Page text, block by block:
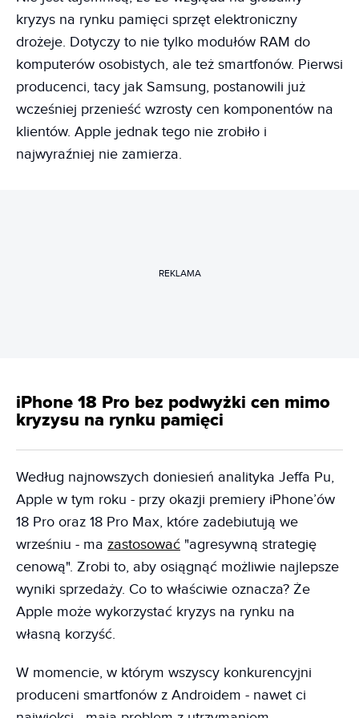
kryzys na rynku pamięci sprzęt elektroniczny
drożeje. Dotyczy to nie tylko modułów RAM do
komputerów osobistych, ale też smartfonów. Pierwsi
producenci, tacy jak Samsung, postanowili już
wcześniej przenieść wzrosty cen komponentów na
klientów. Apple jednak tego nie zrobiło i
najwyraźniej nie zamierza.
REKLAMA
iPhone 18 Pro bez podwyżki cen mimo
kryzysu na rynku pamięci
Według najnowszych doniesień analityka Jeffa Pu,
Apple w tym roku - przy okazji premiery iPhone’ów
18 Pro oraz 18 Pro Max, które zadebiutują we
wrześniu - ma zastosować "agresywną strategię
cenową". Zrobi to, aby osiągnąć możliwie najlepsze
wyniki sprzedaży. Co to właściwie oznacza? Że
Apple może wykorzystać kryzys na rynku na
własną korzyść.
W momencie, w którym wszyscy konkurencyjni
produceni smartfonów z Androidem - nawet ci